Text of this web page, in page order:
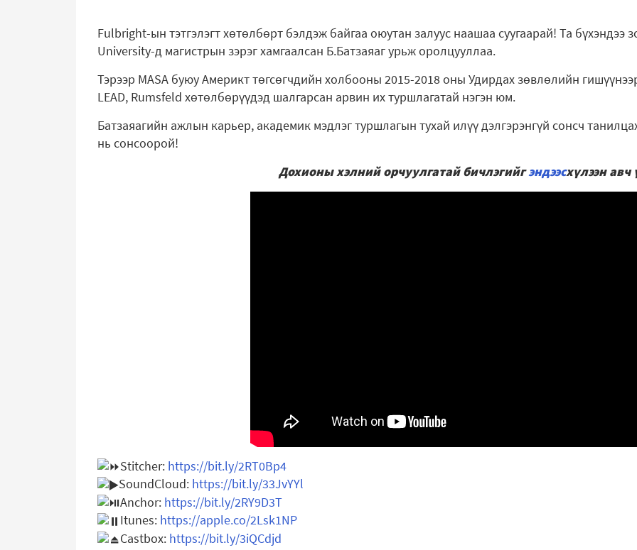
Fulbright-ын тэтгэлэгт хөтөлбөрт бэлдэж байгаа оюутан залуус наашаа суугаарай! Та
University-д магистрын зэрэг хамгаалсан Б.Батзаяаг урьж оролцууллаа.
Тэрээр MASA буюу Америкт төгсөгчдийн холбооны 2015-2018 оны Удирдах зөвлөлийн
LEAD, Rumsfeld хөтөлбөрүүдэд шалгарсан арвин их туршлагатай нэгэн юм.
Батзаяагийн ажлын карьер, академик мэдлэг туршлагын тухай илүү дэлгэрэнгүй сонсч
нь сонсоорой!
Дохионы хэлний орчуулгатай бичлэгийгэндээсхүлээн авч
Stitcher: https://bit.ly/2RT0Bp4
SoundCloud: https://bit.ly/33JvYYl
Anchor: https://bit.ly/2RY9D3T
Itunes: https://apple.co/2Lsk1NP
Castbox: https://bit.ly/3iQCdjd